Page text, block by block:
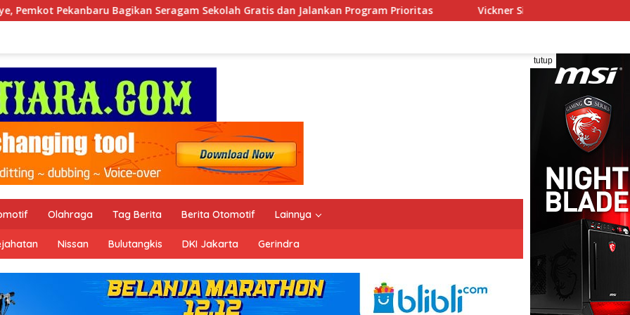
Seragam Sekolah Gratis dan Jalankan Program Prioritas Vickner Sinaga Buka Pendidikan dan Pelatihan Calon
tutup
Olahraga Tag Berita Berita Otomotif Lainnya
Nissan Bulutangkis DKI Jakarta Gerindra